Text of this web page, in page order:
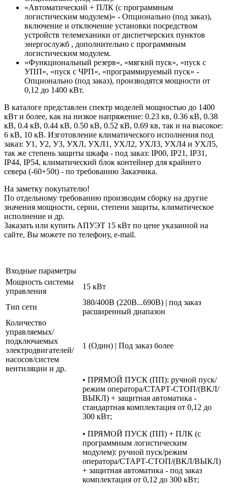
«Автоматический + ПЛК (с программным
логистическим модулем)» - Опционально (под заказ),
включение и отключение установки посредством
устройств телемеханики от диспетчерских пунктов
энергослужб , дополнительно с программным
логистическим модулем.
«Функциональный резерв«, «мягкий пуск«, «пуск с
УПП«, «пуск с ЧРП«, «программируемый пуск« -
Опционально (под заказ), производятся мощности от
0,12 до 1400 кВт.
В каталоге представлен спектр моделей мощностью до 1400
кВт и более, как на низкое напряжение: 0.23 кв, 0.36 кВ, 0.38
кВ, 0.4 кВ, 0.44 кВ, 0.50 кВ, 0.52 кВ, 0.69 кв, так и на высокое:
6 кВ, 10 кВ. Изготовление климатического исполнения под
заказ: У1, У2, У3, УХЛ, УХЛ1, УХЛ2, УХЛ3, УХЛ4 и УХЛ5,
так же степень защиты шкафа - под заказ: IP00, IP21, IP31,
IP44, IP54, климатический блок контейнер для крайнего
севера (-60+50t) - по требованию Заказчика.
На заметку покупателю!
По отдельному требованию производим сборку на другие
значения мощности, серии, степени защиты, климатическое
исполнение и др.
Заказать или купить АПУЭТ 15 кВт по цене указанной на
сайте, Вы можете по телефону, e-mail.
Входные параметры
Мощность системы
управления
15 кВт
Тип сети
380/400В (220В...690В) | под заказ
расширенный диапазон
Количество
управляемых/
подключаемых
электродвигателей/
насосов/систем
вентиляции и др.
1 (Один) | Под заказ более
• ПРЯМОЙ ПУСК (ПП): ручной пуск/
режим оператора/СТАРТ-СТОП/(ВКЛ/
ВЫКЛ) + защитная автоматика -
стандартная комплектация от 0,12 до
300 кВт;
• ПРЯМОЙ ПУСК (ПП) + ПЛК (с
программным логистическим
модулем): ручной пуск/режим
оператора/СТАРТ-СТОП/(ВКЛ/ВЫКЛ)
+ защитная автоматика - под заказ
комплектация от 0,12 до 300 кВт;